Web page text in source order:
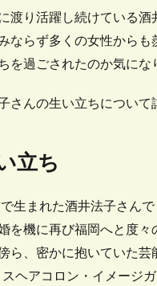
渡り活躍し続けている
ならず多くの女性から
を過ごされたのか気にな
さんの生い立ちについて
立ち
生まれた酒井法子さん
を機に再び福岡へと度
ら、密かに抱いていた
ヘアコロン・イメージ